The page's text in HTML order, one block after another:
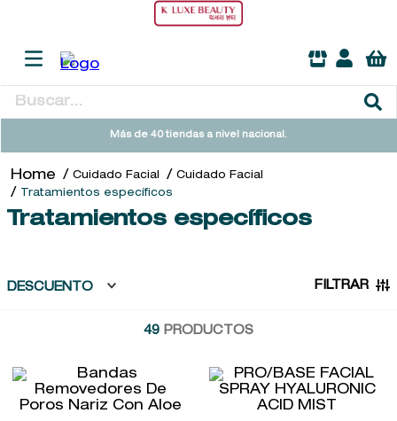
Buscar...
Más de 40 tiendas a nivel nacional.
Cuidado Facial
Cuidado Facial
Tratamientos específicos
Tratamientos específicos
DESCUENTO FILTRAR
49 PRODUCTOS
TÉRMINOS MÁS BUSCADOS
2.
cleanance
3.
sol ipanema
5.
ysl
8.
9
kool beauty serum